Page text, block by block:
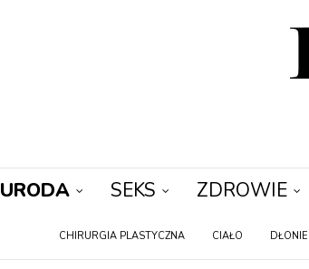
URODA SEKS ZDROWIE
CHIRURGIA PLASTYCZNA CIAŁO